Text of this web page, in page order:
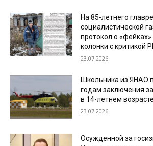
На 85-летнего
социалистической
протокол о
колонки с критикой
23.07.2026
Школьника из ЯНАО
годам заключения
в 14-летнем возрасте
23.07.2026
Осужденной за